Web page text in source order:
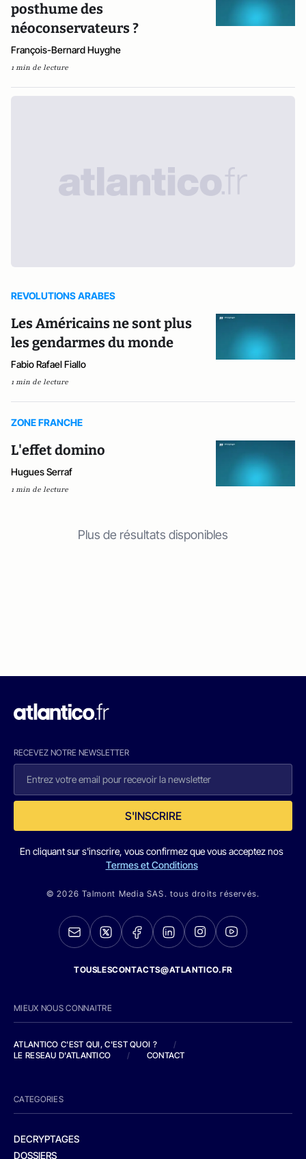
posthume des
néoconservateurs ?
François-Bernard Huyghe
1 min de lecture
REVOLUTIONS ARABES
Les Américains ne sont plus
les gendarmes du monde
Fabio Rafael Fiallo
1 min de lecture
ZONE FRANCHE
L'effet domino
Hugues Serraf
1 min de lecture
Plus de résultats disponibles
RECEVEZ NOTRE NEWSLETTER
S'INSCRIRE
En cliquant sur s'inscrire, vous confirmez que vous acceptez nos
Termes et Conditions
© 2026 Talmont Media SAS. tous droits réservés.
TOUSLESCONTACTS@ATLANTICO.FR
MIEUX NOUS CONNAITRE
ATLANTICO C'EST QUI, C'EST QUOI ?
/
LE RESEAU D'ATLANTICO
/ CONTACT
CATEGORIES
DECRYPTAGES
DOSSIERS